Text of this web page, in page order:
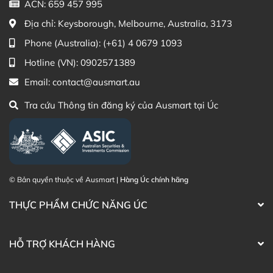
Thành phần Xịt viêm mũi dị ứng Dymista Allergy Úc
Hướng dẫn sử dụng thuốc xịt viêm mũi dị ứng
ACN: 659 457 995
Địa chỉ: Keysborough, Melbourne, Australia, 3173
Phone (Australia): (+61) 4 0679 1093
Hotline (VN): 0902571389
Email: contact@ausmart.au
Tra cứu Thông tin đăng ký của Ausmart tại Úc
© Bản quyền thuộc về Ausmart | Hàng Úc chính hãng
THỰC PHẨM CHỨC NĂNG ÚC
HỖ TRỢ KHÁCH HÀNG